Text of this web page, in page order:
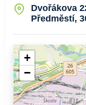
Dvořákova
Předměstí,
+
−